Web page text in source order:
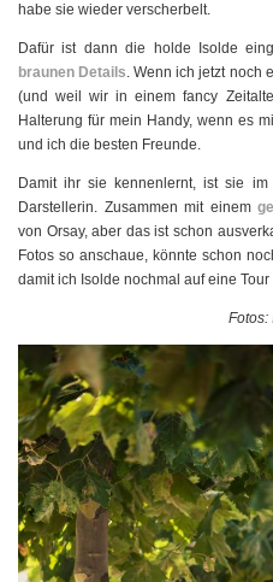
habe sie wieder verscherbelt.
Dafür ist dann die holde Isolde
braunen Details. Wenn ich jetzt noch
(und weil wir in einem fancy
Halterung für mein Handy, wenn es
und ich die besten Freunde.
Damit ihr sie kennenlernt, ist sie
Darstellerin. Zusammen mit einem
von Orsay, aber das ist schon
Fotos so anschaue, könnte schon
damit ich Isolde nochmal auf eine
Fotos: